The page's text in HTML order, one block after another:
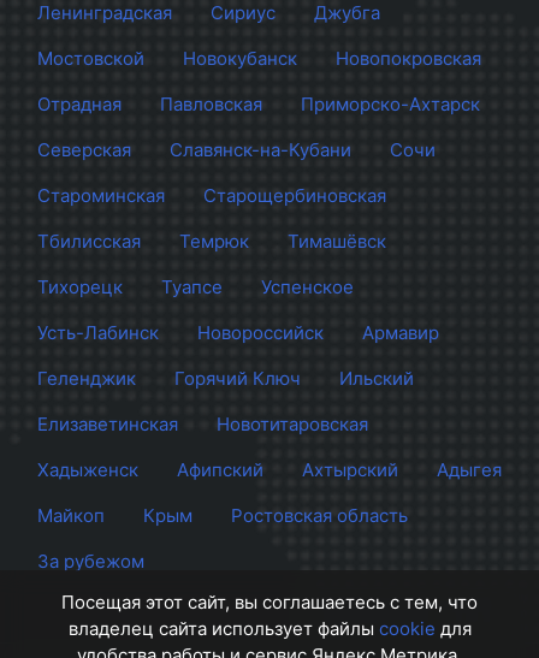
Ленинградская
Сириус
Джубга
Мостовской
Новокубанск
Новопокровская
Отрадная
Павловская
Приморско-Ахтарск
Северская
Славянск-на-Кубани
Сочи
Староминская
Старощербиновская
Тбилисская
Темрюк
Тимашёвск
Тихорецк
Туапсе
Успенское
Усть-Лабинск
Новороссийск
Армавир
Геленджик
Горячий Ключ
Ильский
Елизаветинская
Новотитаровская
Хадыженск
Афипский Ахтырский
Адыгея
Майкоп
Крым
Ростовская область
За рубежом
Посещая этот сайт, вы соглашаетесь с тем, что
владелец сайта использует файлы cookie для